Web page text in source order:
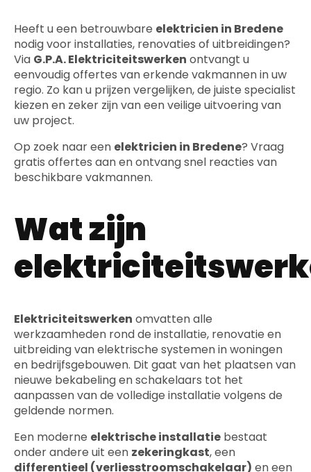
Heeft u een betrouwbare elektricien in Bredene
nodig voor installaties, renovaties of uitbreidingen?
Via G.P.A. Elektriciteitswerken ontvangt u
eenvoudig offertes van erkende vakmannen in uw
regio. Zo kan u prijzen vergelijken, de juiste specialist
kiezen en zeker zijn van een veilige uitvoering van
uw project.
Op zoek naar een elektricien in Bredene? Vraag
gratis offertes aan en ontvang snel reacties van
beschikbare vakmannen.
Wat zijn
Elektriciteitswerken omvatten alle
werkzaamheden rond de installatie, renovatie en
uitbreiding van elektrische systemen in woningen
en bedrijfsgebouwen. Dit gaat van het plaatsen van
nieuwe bekabeling en schakelaars tot het
aanpassen van de volledige installatie volgens de
geldende normen.
Een moderne elektrische installatie bestaat
onder andere uit een zekeringkast, een
differentieel (verliesstroomschakelaar) en een